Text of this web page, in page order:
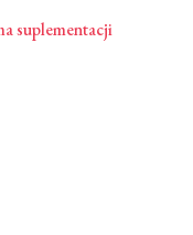
suplementacji